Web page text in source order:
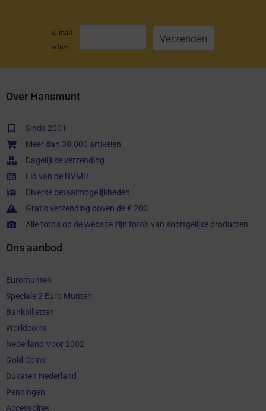
E-mail
adres:
Over Hansmunt
Sinds 2001
Meer dan 30.000 artikelen
Dagelijkse verzending
Lid van de NVMH
Diverse betaalmogelijkheden
Gratis verzending boven de € 200
Alle foto’s op de website zijn foto’s van soortgelijke producten
Ons aanbod
Euromunten
Speciale 2 Euro Munten
Bankbiljetten
Worldcoins
Nederland Voor 2002
Gold Coins
Dukaten Nederland
Penningen
Accessoires